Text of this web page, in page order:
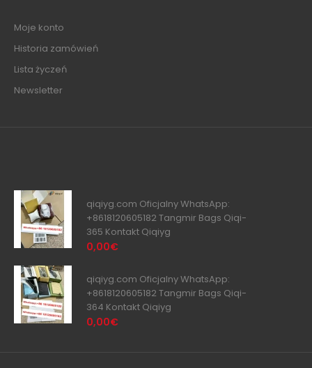
Moje konto
Historia zamówień
Lista życzeń
Newsletter
qiqiyg.com Oficjalny WhatsApp:
+8618120605182 Tangmir Bags Qiqi-
365 Kontakt Qiqiyg
0,00€
qiqiyg.com Oficjalny WhatsApp:
+8618120605182 Tangmir Bags Qiqi-
364 Kontakt Qiqiyg
0,00€